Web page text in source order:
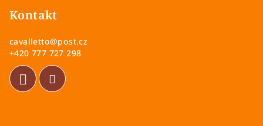
Kontakt
cavalletto@post.cz
+420 777 727 298